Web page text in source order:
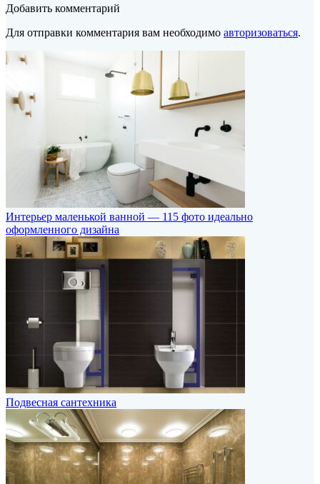
Добавить комментарий
Для отправки комментария вам необходимо авторизоваться.
Интерьер маленькой ванной — 115 фото идеально
оформленного дизайна
Подвесная сантехника